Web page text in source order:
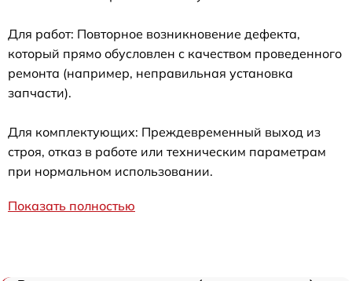
Для работ: Повторное возникновение дефекта,
который прямо обусловлен с качеством проведенного
ремонта (например, неправильная установка
запчасти).
Для комплектующих: Преждевременный выход из
строя, отказ в работе или техническим параметрам
при нормальном использовании.
Показать полностью